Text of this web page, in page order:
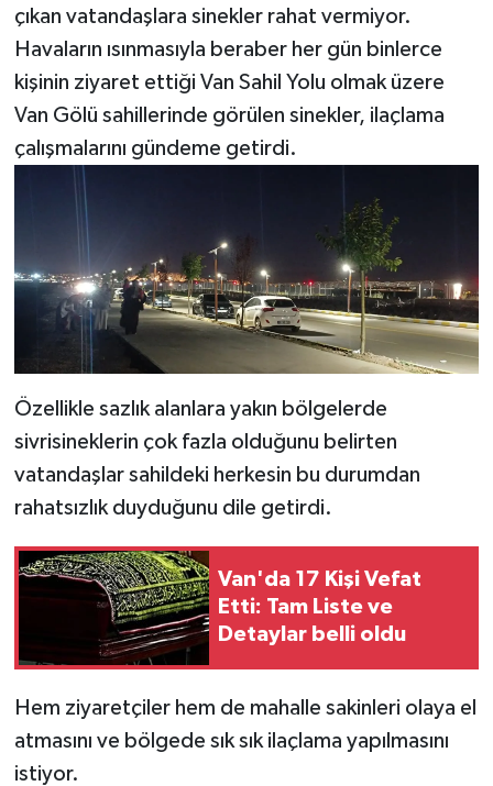
çıkan vatandaşlara sinekler rahat vermiyor.
Havaların ısınmasıyla beraber her gün binlerce
kişinin ziyaret ettiği Van Sahil Yolu olmak üzere
Van Gölü sahillerinde görülen sinekler, ilaçlama
çalışmalarını gündeme getirdi.
Özellikle sazlık alanlara yakın bölgelerde
sivrisineklerin çok fazla olduğunu belirten
vatandaşlar sahildeki herkesin bu durumdan
rahatsızlık duyduğunu dile getirdi.
Van'da 17 Kişi Vefat
Etti: Tam Liste ve
Detaylar belli oldu
Hem ziyaretçiler hem de mahalle sakinleri olaya el
atmasını ve bölgede sık sık ilaçlama yapılmasını
istiyor.